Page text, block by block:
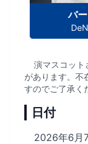
バ
演マスコット
があります。不
すのでご了承く
日付
2026年6月